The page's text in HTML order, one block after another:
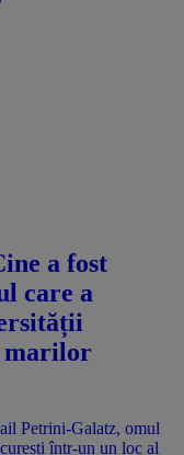
a fost
care a
marilor